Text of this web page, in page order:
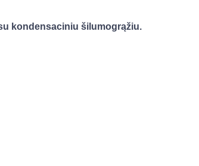
kondensaciniu šilumogrąžiu.